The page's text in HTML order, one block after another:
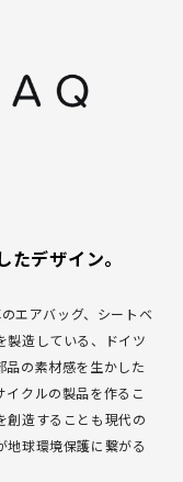
デザイン。
エアバッグ、シートベ
製造している、ドイツ
品の素材感を生かした
クルの製品を作るこ
創造することも現代の
地球環境保護に繋がる